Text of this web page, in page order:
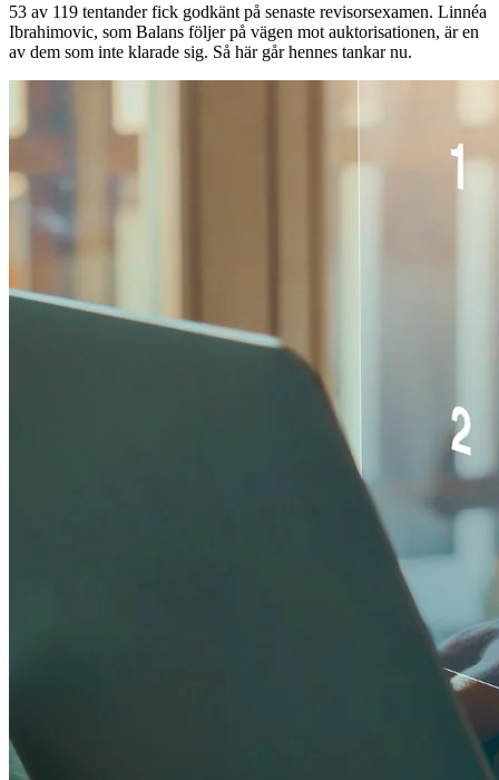
53 av 119 tentander fick godkänt på senaste revisorsexamen. Linnéa
Ibrahimovic, som Balans följer på vägen mot auktorisationen, är en
av dem som inte klarade sig. Så här går hennes tankar nu.